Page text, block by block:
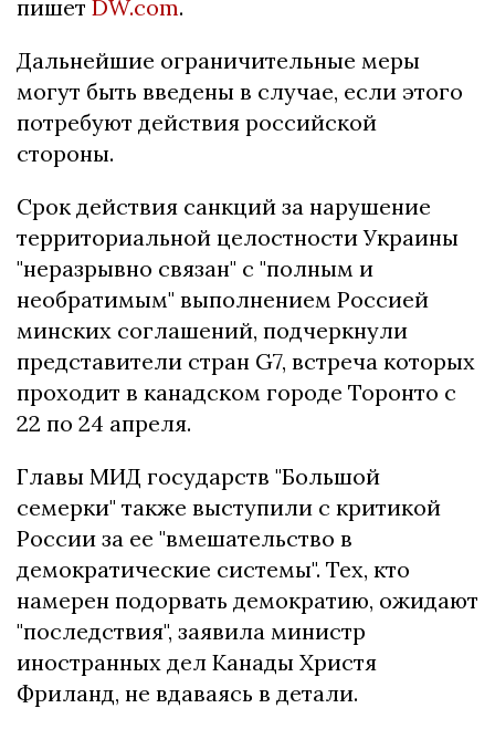
пишет DW.com.
Дальнейшие ограничительные меры
могут быть введены в случае, если этого
потребуют действия российской
стороны.
Срок действия санкций за нарушение
территориальной целостности Украины
"неразрывно связан" с "полным и
необратимым" выполнением Россией
минских соглашений, подчеркнули
представители стран G7, встреча которых
проходит в канадском городе Торонто с
22 по 24 апреля.
Главы МИД государств "Большой
семерки" также выступили с критикой
России за ее "вмешательство в
демократические системы". Тех, кто
намерен подорвать демократию, ожидают
"последствия", заявила министр
иностранных дел Канады Христя
Фриланд, не вдаваясь в детали.